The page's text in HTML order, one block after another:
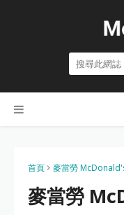
首頁 麥當勞
麥當勞